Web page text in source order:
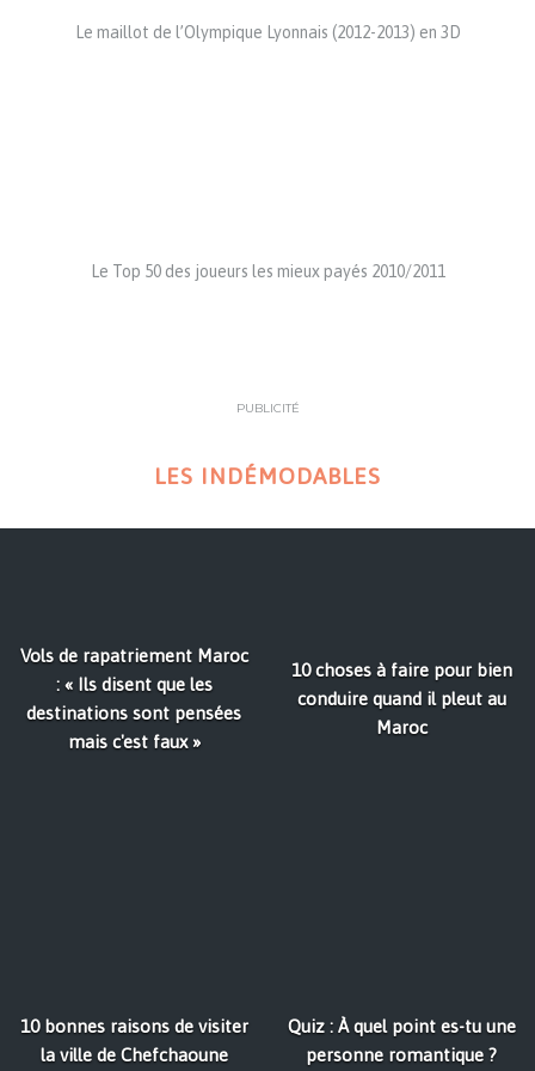
Le maillot de l’Olympique Lyonnais (2012-2013) en 3D
Le Top 50 des joueurs les mieux payés 2010/2011
PUBLICITÉ
LES INDÉMODABLES
Vols de rapatriement Maroc
: « Ils disent que les
destinations sont pensées
mais c'est faux »
10 choses à faire pour bien
conduire quand il pleut au
Maroc
10 bonnes raisons de visiter
la ville de Chefchaoune
Quiz : À quel point es-tu une
personne romantique ?